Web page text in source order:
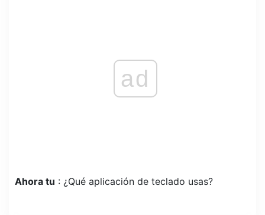
ad
Ahora tu : ¿Qué aplicación de teclado usas?